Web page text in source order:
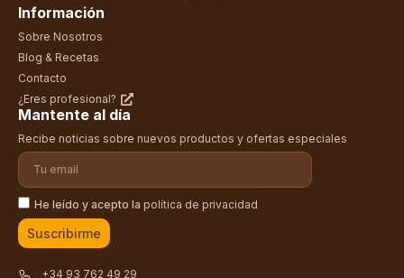
Información
Sobre Nosotros
Blog & Recetas
Contacto
¿Eres profesional?
Mantente al día
Recibe noticias sobre nuevos productos y ofertas especiales
He leído y acepto la política de privacidad
Suscribirme
+34 93 762 49 29